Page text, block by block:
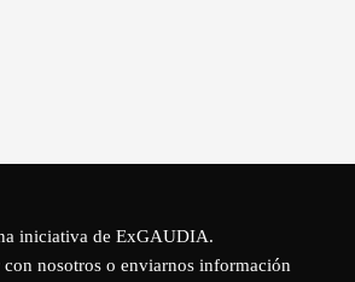
iniciativa de ExGAUDIA.
con nosotros o enviarnos información